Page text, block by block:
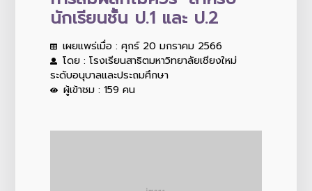
นักเรียนชั้น ป.1 และ ป.2
เผยแพร่เมื่อ : ศุกร์ 20 มกราคม 2566
โดย : โรงเรียนสาธิตมหาวิทยาลัยเชียงใหม่
ระดับอนุบาลและประถมศึกษา
ผู้เข้าชม : 159 คน